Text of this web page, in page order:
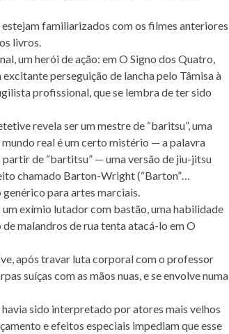
familiarizados com os filmes anteriores
livros.
um herói de ação: em O Signo dos Quatro,
perseguição de lancha pelo Tâmisa à
profissional, que se lembra de ter sido
revela ser um mestre de “baritsu”, uma
real é um certo mistério — a palavra
de “bartitsu” — uma versão de jiu-jitsu
chamado Barton-Wright (“Barton”…
para artes marciais.
exímio lutador com bastão, uma habilidade
malandros de rua tenta atacá-lo em O
após travar luta corporal com o professor
suíças com as mãos nuas, e se envolve numa
sido interpretado por atores mais velhos
e efeitos especiais impediam que esse